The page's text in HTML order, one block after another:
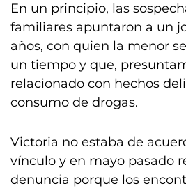
En un principio, las
familiares apuntaron a un
años, con quien la menor
un tiempo y que,
relacionado con hechos
consumo de drogas.
Victoria no estaba de
vínculo y en mayo pasado
denuncia porque los